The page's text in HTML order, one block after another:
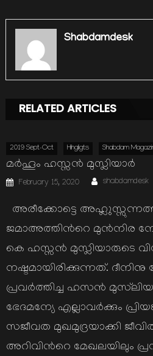
Shabdamdesk
RELATED ARTICLES
2019 Sept-Oct Hihgligts Shabdam
മര്‍ഹൂം ഹസ്സന്‍ മുസ്ലിയാര്‍
Posted
on
February 15, 2020 Author
shabdamdesk
അരീക്കോട്ടെ
ജമാഅത്തിന്‍റെ മുന്‍നിര
കെ ഹസ്സന്‍ മുസ്ലിയാരുടെ
നഷ്ടമായിരിക്കുന്നത്. ദീനിനു
പ്രവര്‍ത്തിച്ച ഹസന്‍
ഭേദമന്യേ എല്ലാവര്‍ക്കും
സജീവത മുഖമുദ്രയാക്കി
അറിവിന്‍റെ മേഖലയിലും